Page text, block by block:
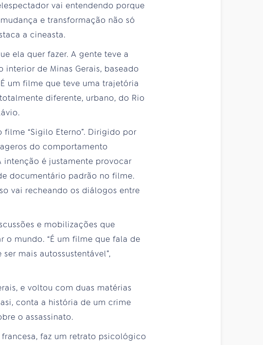
vai entendendo porque
e transformação não só
a cineasta.
ela quer fazer. A gente teve a
de Minas Gerais, baseado
um filme que teve uma trajetória
diferente, urbano, do Rio
“Sigilo Eterno”. Dirigido por
do comportamento
intenção é justamente provocar
documentário padrão no filme.
vai recheando os diálogos entre
e mobilizações que
o mundo. “É um filme que fala de
mais autossustentável”,
e voltou com duas matérias
conta a história de um crime
o assassinato.
faz um retrato psicológico